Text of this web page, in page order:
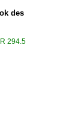
des
294.5